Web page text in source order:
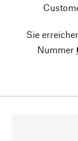
Sie
Nummer